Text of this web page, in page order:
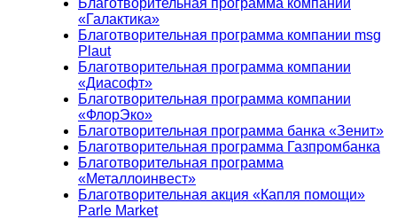
Благотворительная программа компании
«Галактика»
Благотворительная программа компании msg
Plaut
Благотворительная программа компании
«Диасофт»
Благотворительная программа компании
«ФлорЭко»
Благотворительная программа банка «Зенит»
Благотворительная программа Газпромбанка
Благотворительная программа
«Металлоинвест»
Благотворительная акция «Капля помощи»
Parle Market